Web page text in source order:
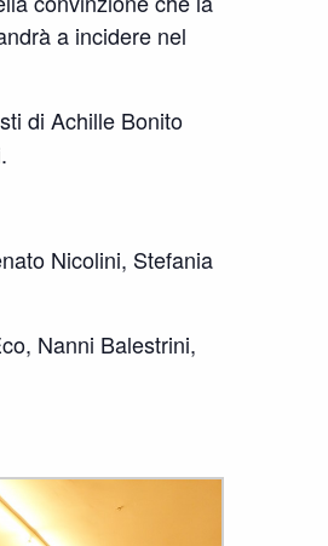
a incidere nel
di Achille Bonito
Nicolini, Stefania
Nanni Balestrini,